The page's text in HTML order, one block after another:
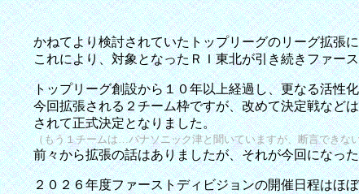
かねてより検討されていたトップリーグのリーグ拡張
これにより、対象となったＲＩ東北が引き続きファー
トップリーグ創設から１０年以上経過し、更なる活性
今回拡張される２チーム枠ですが、改めて決定戦など
されて正式決定となりました。
（もう１チームは…パナソニック津と聞いていますが、断言できな
前々から拡張の話はありましたが、それが今回になっ
２０２６年度ファーストディビジョンの開催日程はほ